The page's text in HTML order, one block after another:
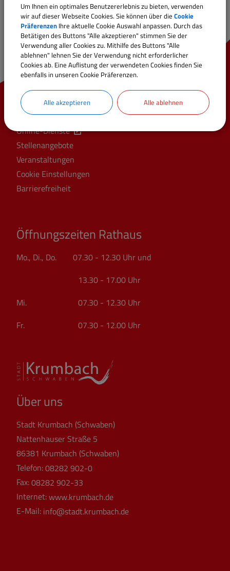
Schnellzugriff
Online-Dienste
Stellenangebote
Veranstaltungen
Cookie Einstellungen
Barrierefreiheit
Öffnungszeiten Rathaus
Mo., Di., Do. 07.30 - 12.30 Uhr und
13.30 - 17.00 Uhr
Mi. 07.30 - 12.30 Uhr
Fr. 07.30 - 12.00 Uhr
Über uns
Stadt Krumbach (Schwaben)
Nattenhauser Straße 5
86381 Krumbach (Schwaben)
Telefon:08282 902-0
Fax:08282 902-33
Internet:www.krumbach.de
E-Mail: info@stadt.krumbach.de
Um Ihnen ein optimales Benutzererlebnis zu bieten, verwenden
wir auf dieser Webseite Cookies. Sie können über die Cookie
Präferenzen Ihre aktuelle Cookie Auswahl anpassen. Durch das
Betätigen des Buttons "Alle akzeptieren" stimmen Sie der
Verwendung aller Cookies zu. Mithilfe des Buttons "Alle
ablehnen" lehnen Sie der Verwendung nicht erforderlicher
Cookies ab. Eine Auflistung der verwendeten Cookies finden Sie
ebenfalls in unseren Cookie Präferenzen.
Alle akzeptieren Alle ablehnen